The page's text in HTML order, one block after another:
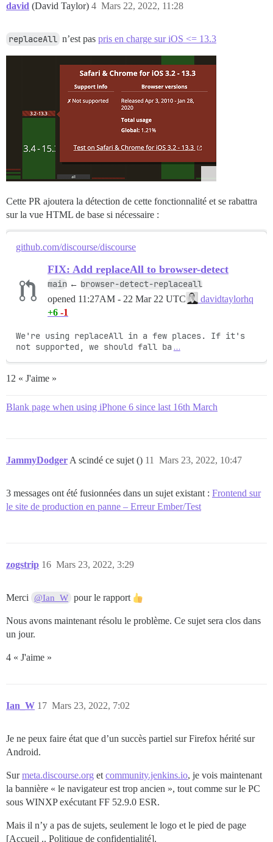
david (David Taylor) Mars 22, 2022, 11:28
4
replaceAll n’est pas pris en charge sur iOS <= 13.3
Cette PR ajoutera la détection de cette fonctionnalité et se rabattra
sur la vue HTML de base si nécessaire :
github.com/discourse/discourse
FIX: Add replaceAll to browser-detect
main ← browser-detect-replaceall
opened 11:27AM - 22 Mar 22 UTC
davidtaylorhq
+6 -1
We're using replaceAll in a few places. If it's
not supported, we should fall ba …
12 « J'aime »
Blank page when using iPhone 6 since last 16th March
JammyDodger A scindé ce sujet () Mars 23, 2022, 10:47
11
3 messages ont été fusionnées dans un sujet existant : Frontend sur
le site de production en panne – Erreur Ember/Test
zogstrip Mars 23, 2022, 3:29
16
Merci @Ian_W pour le rapport
Nous avons maintenant résolu le problème. Ce sujet sera clos dans
un jour.
4 « J'aime »
Ian_W Mars 23, 2022, 7:02
17
Je ne peux faire état que d’un succès partiel sur Firefox hérité sur
Android.
Surmeta.discourse.org et community.jenkins.io, je vois maintenant
la bannière « le navigateur est trop ancien », tout comme sur le PC
sous WINXP exécutant FF 52.9.0 ESR.
Mais il n’y a pas de sujets, seulement le logo et le pied de page
[Accueil .. Politique de confidentialité].